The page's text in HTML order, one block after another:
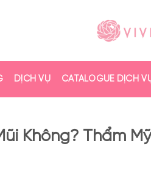
DỊCH VỤ CATALOGUE DỊCH
Không? Thẩm